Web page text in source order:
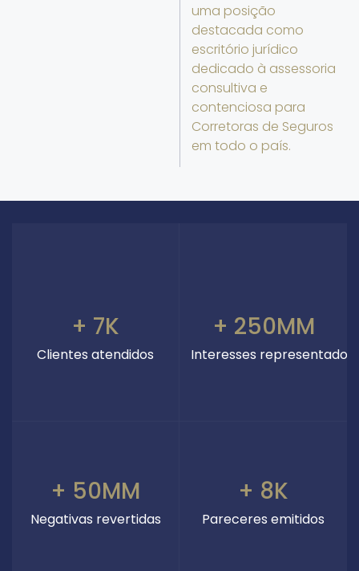
uma posição
destacada como
escritório jurídico
dedicado à assessoria
consultiva e
contenciosa para
Corretoras de Seguros
em todo o país.
+ 7K
Clientes atendidos
+ 250MM
Interesses representados
+ 50MM
Negativas revertidas
+ 8K
Pareceres emitidos